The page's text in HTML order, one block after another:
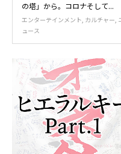
の塔」から。コロナそして...
エンターテインメント, カルチャー,
ュース